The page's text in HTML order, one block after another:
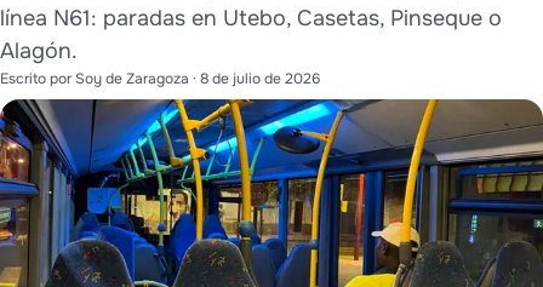
línea N61: paradas en Utebo, Casetas, Pinseque o
Alagón.
Escrito porSoy de Zaragoza · 8 de julio de 2026